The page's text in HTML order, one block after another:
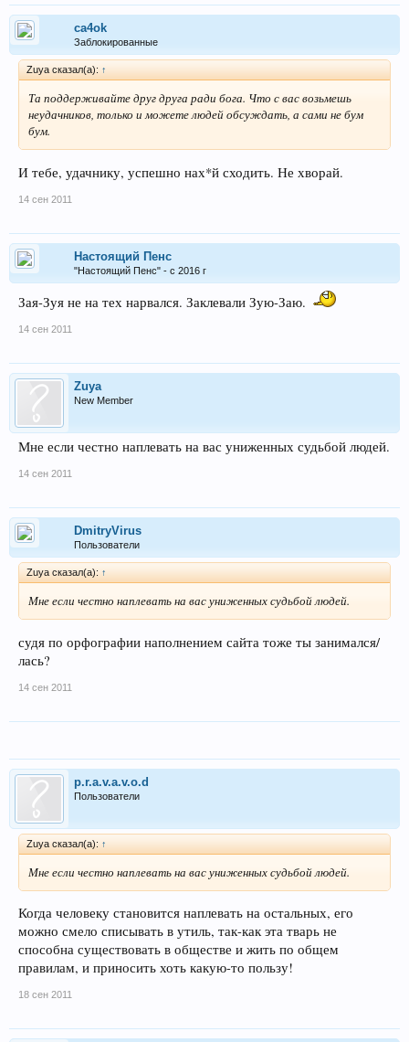
ca4ok
Заблокированные
Zuya сказал(а): ↑
Та поддерживайте друг друга ради бога. Что с вас возьмешь
неудачников, только и можете людей обсуждать, а сами не бум
бум.
И тебе, удачнику, успешно нах*й сходить. Не хворай.
14 сен 2011
Настоящий Пенс
"Настоящий Пенс" - с 2016 г
Зая-Зуя не на тех нарвался. Заклевали Зую-Заю.
14 сен 2011
Zuya
New Member
Мне если честно наплевать на вас униженных судьбой людей.
14 сен 2011
DmitryVirus
Пользователи
Zuya сказал(а): ↑
Мне если честно наплевать на вас униженных судьбой людей.
судя по орфографии наполнением сайта тоже ты занимался/
лась?
14 сен 2011
p.r.a.v.a.v.o.d
Пользователи
Zuya сказал(а): ↑
Мне если честно наплевать на вас униженных судьбой людей.
Когда человеку становится наплевать на остальных, его
можно смело списывать в утиль, так-как эта тварь не
способна существовать в обществе и жить по общем
правилам, и приносить хоть какую-то пользу!
18 сен 2011